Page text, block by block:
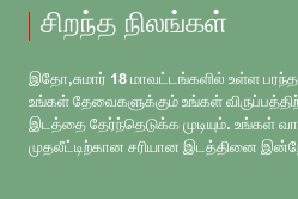
சிறந்த நிலங்கள்
இதோ,சுமார் 18 மாவட்டங்களில் உள்ள
உங்கள் தேவைகளுக்கும் உங்கள்
இடத்தை தேர்ந்தெடுக்க முடியும். உங்கள்
முதலீட்டிற்கான சரியான இடத்தினை